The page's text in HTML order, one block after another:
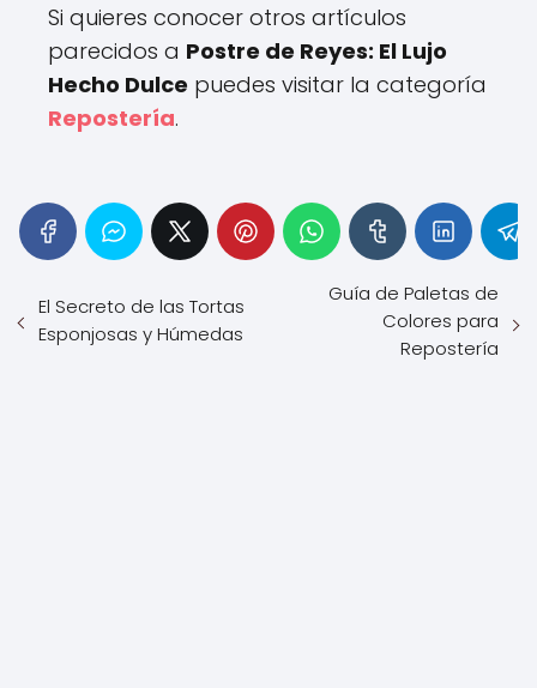
Si quieres conocer otros artículos
parecidos a Postre de Reyes: El Lujo
Hecho Dulce puedes visitar la categoría
Repostería.
El Secreto de las Tortas
Esponjosas y Húmedas
Guía de Paletas de
Colores para
Repostería